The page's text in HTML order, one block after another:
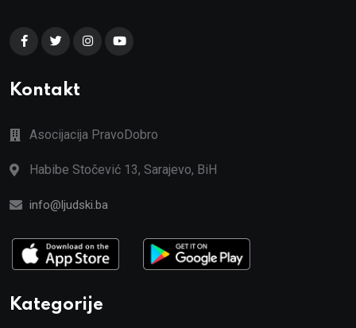
Kontakt
Asocijacija PravoDobro
Habibe Stočević 13, Sarajevo, BiH
info@ljudski.ba
Kategorije